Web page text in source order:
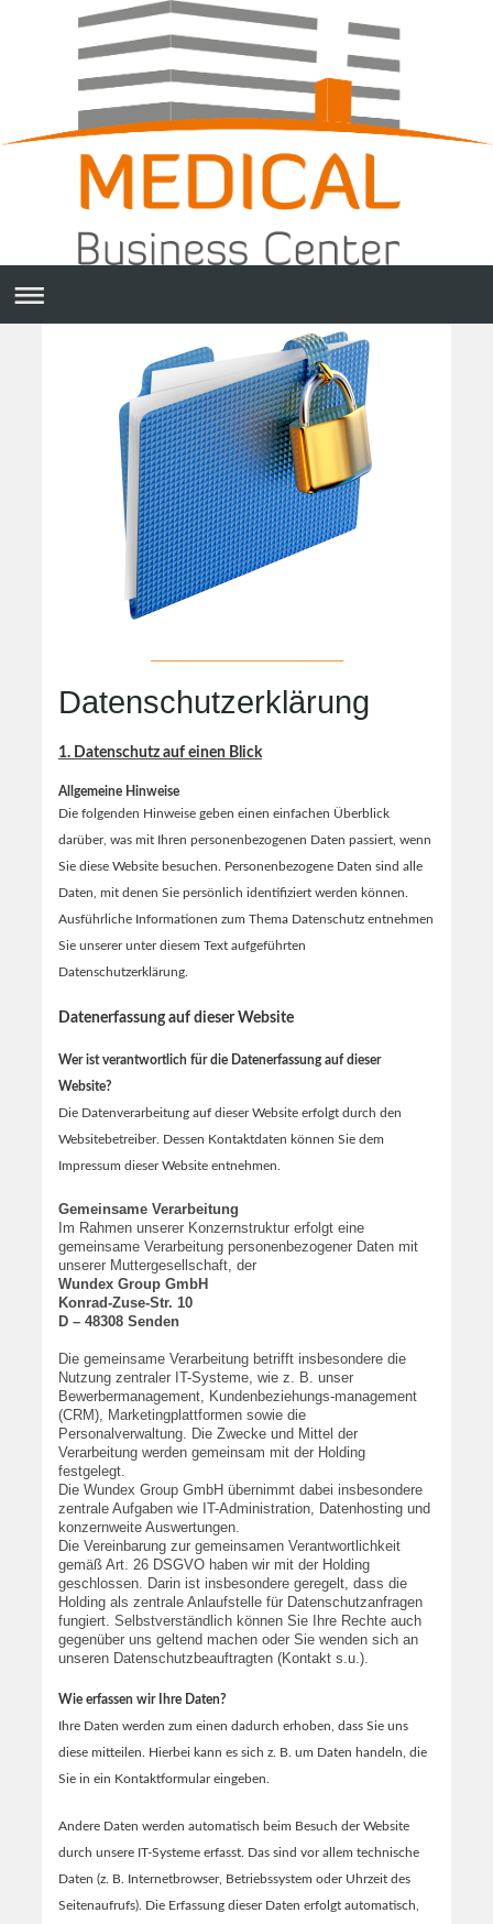
Datenschutzerklärung
1. Datenschutz auf einen Blick
Allgemeine Hinweise
Die folgenden Hinweise geben einen einfachen Überblick
darüber, was mit Ihren personenbezogenen Daten passiert, wenn
Sie diese Website besuchen. Personenbezogene Daten sind alle
Daten, mit denen Sie persönlich identifiziert werden können.
Ausführliche Informationen zum Thema Datenschutz entnehmen
Sie unserer unter diesem Text aufgeführten
Datenschutzerklärung.
Datenerfassung auf dieser Website
Wer ist verantwortlich für die Datenerfassung auf dieser
Website?
Die Datenverarbeitung auf dieser Website erfolgt durch den
Websitebetreiber. Dessen Kontaktdaten können Sie dem
Impressum dieser Website entnehmen.
Gemeinsame Verarbeitung
Im Rahmen unserer Konzernstruktur erfolgt eine
gemeinsame Verarbeitung personenbezogener Daten mit
unserer Muttergesellschaft, der
Wundex Group GmbH
Konrad-Zuse-Str. 10
D – 48308 Senden
Die gemeinsame Verarbeitung betrifft insbesondere die
Nutzung zentraler IT-Systeme, wie z. B. unser
Bewerbermanagement, Kundenbeziehungs-management
(CRM), Marketingplattformen sowie die
Personalverwaltung. Die Zwecke und Mittel der
Verarbeitung werden gemeinsam mit der Holding
festgelegt.
Die Wundex Group GmbH übernimmt dabei insbesondere
zentrale Aufgaben wie IT-Administration, Datenhosting und
konzernweite Auswertungen.
Die Vereinbarung zur gemeinsamen Verantwortlichkeit
gemäß Art. 26 DSGVO haben wir mit der Holding
geschlossen. Darin ist insbesondere geregelt, dass die
Holding als zentrale Anlaufstelle für Datenschutzanfragen
fungiert. Selbstverständlich können Sie Ihre Rechte auch
gegenüber uns geltend machen oder Sie wenden sich an
unseren Datenschutzbeauftragten (Kontakt s.u.).
Wie erfassen wir Ihre Daten?
Ihre Daten werden zum einen dadurch erhoben, dass Sie uns
diese mitteilen. Hierbei kann es sich z. B. um Daten handeln, die
Sie in ein Kontaktformular eingeben.
Andere Daten werden automatisch beim Besuch der Website
durch unsere IT-Systeme erfasst. Das sind vor allem technische
Daten (z. B. Internetbrowser, Betriebssystem oder Uhrzeit des
Seitenaufrufs). Die Erfassung dieser Daten erfolgt automatisch,